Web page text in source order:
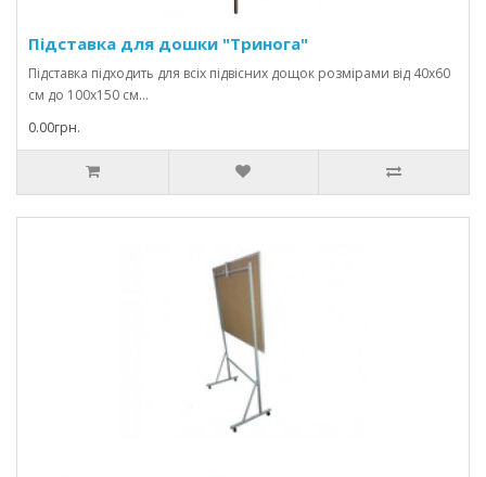
Підставка для дошки "Тринога"
Підставка підходить для всіх підвісних дощок розмірами від 40х60
см до 100х150 см...
0.00грн.